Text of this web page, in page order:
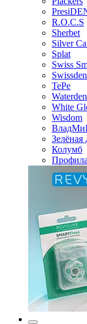
R.O.C.S
Sherbet
Silver
Splat
Swiss
TePe
White
Wisdom
Зелёная
Колумб